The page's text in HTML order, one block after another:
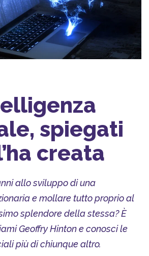
spiegati
creata
allo sviluppo di una
e mollare tutto proprio al
splendore della stessa? È
Geoffry Hinton e conosci le
più di chiunque altro.